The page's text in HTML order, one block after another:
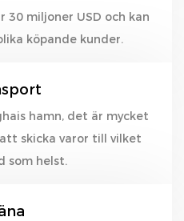
30 miljoner USD och kan
köpande kunder.
hamn, det är mycket
skicka varor till vilket
som helst.